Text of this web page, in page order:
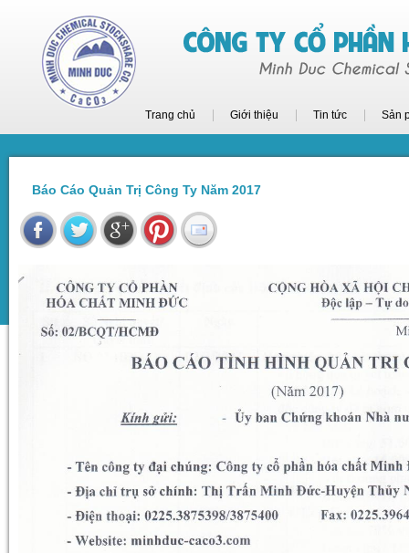
Trang chủ Giới thiệu Tin tức Sản
Báo Cáo Quản Trị Công Ty Năm 2017